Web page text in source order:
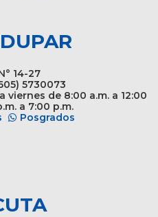
14-27
5730073
viernes de 8:00 a.m. a 12:00
a 7:00 p.m.
Posgrados